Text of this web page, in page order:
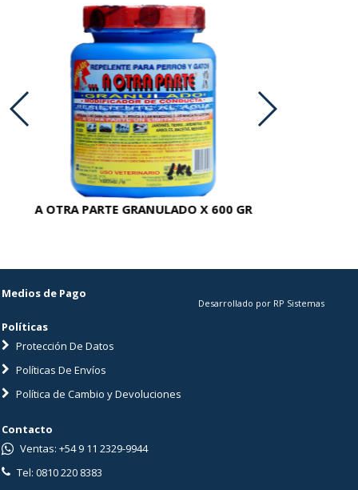
A OTRA PARTE GRANULADO X 600 GR
Medios de Pago
Políticas
Protección De Datos
Políticas De Envíos
Política de Cambio y Devoluciones
Desarrollado por RP Sistemas
Contacto
Ventas: +54 9 11 2329-9944
Tel: 0810 220 8383